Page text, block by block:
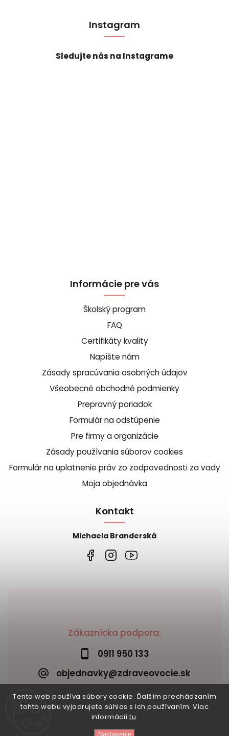
Tento web používa súbory cookie. Ďalším prechádzaním
tohto webu vyjadrujete súhlas s ich používaním. Viac
informácií tu.
Nastavenie
Zákaznícka podpora:
0911 950 133
objednavky@zdraveovocie.sk
Instagram
Sledujte nás na Instagrame
Informácie pre vás
Školský program
FAQ
Certifikáty kvality
Napíšte nám
Zásady spracúvania osobných údajov
Všeobecné obchodné podmienky
Prepravný poriadok
Formulár na odstúpenie
Pre firmy a organizácie
Zásady používania súborov cookies
Formulár na uplatnenie práv zo zodpovednosti za vady
Moja objednávka
Kontakt
Michaela Branderská